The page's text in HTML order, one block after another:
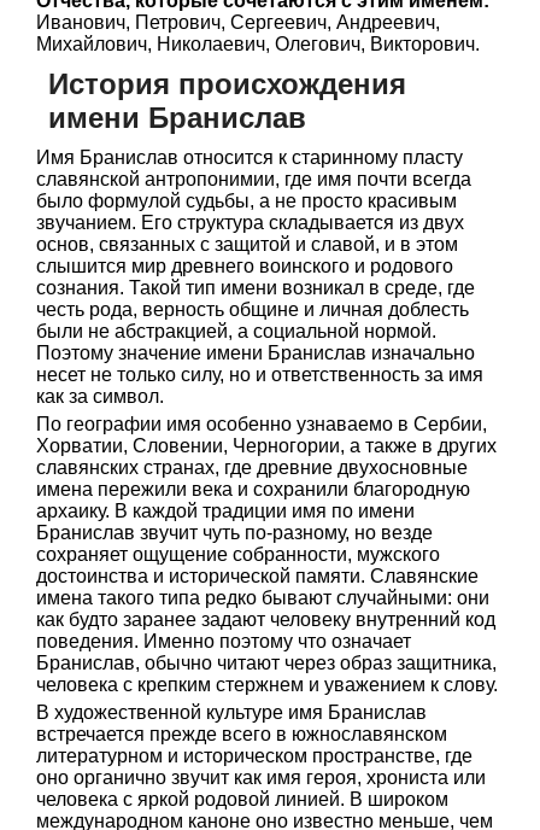
Иванович, Петрович, Сергеевич, Андреевич,
Михайлович, Николаевич, Олегович, Викторович.
История происхождения
имени Бранислав
Имя Бранислав относится к старинному пласту
славянской антропонимии, где имя почти всегда
было формулой судьбы, а не просто красивым
звучанием. Его структура складывается из двух
основ, связанных с защитой и славой, и в этом
слышится мир древнего воинского и родового
сознания. Такой тип имени возникал в среде, где
честь рода, верность общине и личная доблесть
были не абстракцией, а социальной нормой.
Поэтому значение имени Бранислав изначально
несет не только силу, но и ответственность за имя
как за символ.
По географии имя особенно узнаваемо в Сербии,
Хорватии, Словении, Черногории, а также в других
славянских странах, где древние двухосновные
имена пережили века и сохранили благородную
архаику. В каждой традиции имя по имени
Бранислав звучит чуть по-разному, но везде
сохраняет ощущение собранности, мужского
достоинства и исторической памяти. Славянские
имена такого типа редко бывают случайными: они
как будто заранее задают человеку внутренний код
поведения. Именно поэтому что означает
Бранислав, обычно читают через образ защитника,
человека с крепким стержнем и уважением к слову.
В художественной культуре имя Бранислав
встречается прежде всего в южнославянском
литературном и историческом пространстве, где
оно органично звучит как имя героя, хрониста или
человека с яркой родовой линией. В широком
международном каноне оно известно меньше, чем